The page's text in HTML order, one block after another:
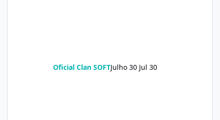
Oficial Clan SOFTJulho 30 Jul 30